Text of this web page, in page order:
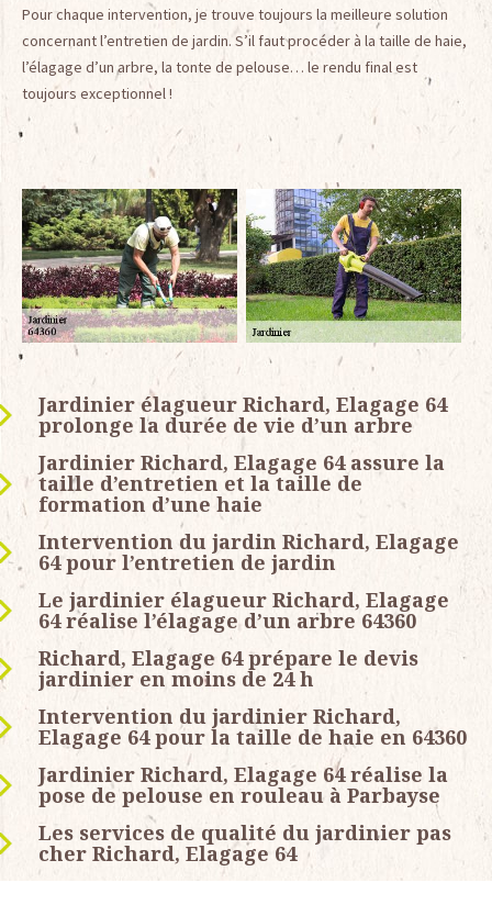
Pour chaque intervention, je trouve toujours la meilleure solution
concernant l’entretien de jardin. S’il faut procéder à la taille de haie,
l’élagage d’un arbre, la tonte de pelouse… le rendu final est
toujours exceptionnel !
Jardinier élagueur Richard, Elagage 64
prolonge la durée de vie d’un arbre
Jardinier Richard, Elagage 64 assure la
taille d’entretien et la taille de
formation d’une haie
Intervention du jardin Richard, Elagage
64 pour l’entretien de jardin
Le jardinier élagueur Richard, Elagage
64 réalise l’élagage d’un arbre 64360
Richard, Elagage 64 prépare le devis
jardinier en moins de 24 h
Intervention du jardinier Richard,
Elagage 64 pour la taille de haie en 64360
Jardinier Richard, Elagage 64 réalise la
pose de pelouse en rouleau à Parbayse
Les services de qualité du jardinier pas
cher Richard, Elagage 64